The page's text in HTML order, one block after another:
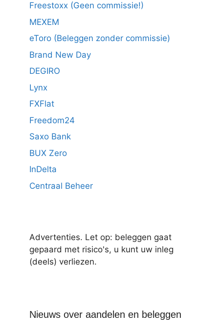
Freestoxx (Geen commissie!)
MEXEM
eToro (Beleggen zonder commissie)
Brand New Day
DEGIRO
Lynx
FXFlat
Freedom24
Saxo Bank
BUX Zero
InDelta
Centraal Beheer
Advertenties. Let op: beleggen gaat
gepaard met risico's, u kunt uw inleg
(deels) verliezen.
Nieuws over aandelen en beleggen